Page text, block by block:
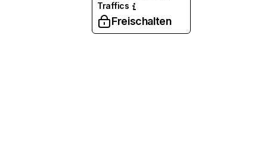
Traffics
Freischalten